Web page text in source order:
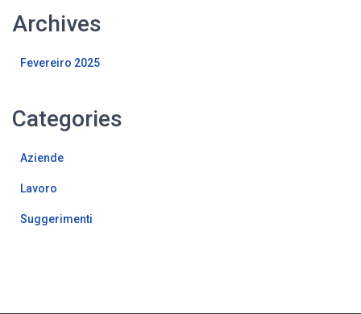
Archives
Fevereiro 2025
Categories
Aziende
Lavoro
Suggerimenti